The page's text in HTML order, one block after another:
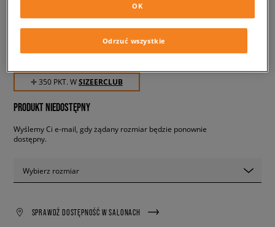
dziecięce, sneakersy
349,99 zł
✛ 350 PKT. WSIZEERCLUB
PRODUKT NIEDOSTĘPNY
Wyślemy Ci e-mail, gdy żądany rozmiar będzie ponownie
dostępny.
Wybierz rozmiar
SPRAWDŹ DOSTĘPNOŚĆ W SALONACH
Odrzuć wszystkie
OK